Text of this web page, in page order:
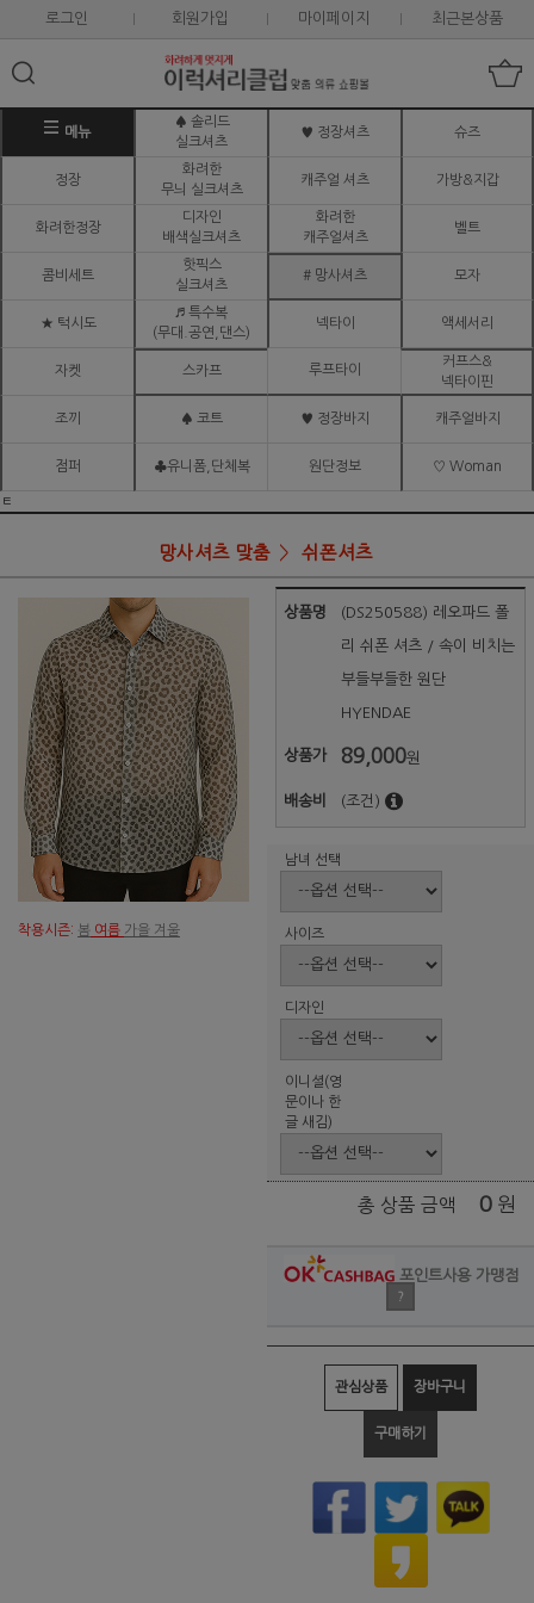
로그인 회원가입 마이페이지 최근본상품
메뉴
♠ 솔리드
실크셔츠
♥ 정장셔츠 슈즈
정장
화려한
무늬 실크셔츠
캐주얼 셔츠 가방&지갑
화려한정장
디자인
배색실크셔츠
화려한
캐주얼셔츠
벨트
콤비세트
핫픽스
실크셔츠
# 망사셔츠 모자
★ 턱시도
♬ 특수복
(무대.공연,댄스)
넥타이 액세서리
자켓 스카프 루프타이
커프스&
넥타이핀
조끼 ♠ 코트 ♥ 정장바지 캐주얼바지
점퍼 ♣유니폼,단체복 원단정보 ♡ Woman
ㅌ
망사셔츠 맞춤 쉬폰셔츠
착용시즌: 봄 여름 가을 겨울
상품명 (DS250588) 레오파드 폴
리 쉬폰 셔츠 / 속이 비치는
부들부들한 원단
HYENDAE
상품가 89,000원
배송비 (조건)
남녀 선택
사이즈
디자인
이니셜(영
문이나 한
글 새김)
총 상품 금액 0 원
포인트사용 가맹점
?
관심상품 장바구니
구매하기